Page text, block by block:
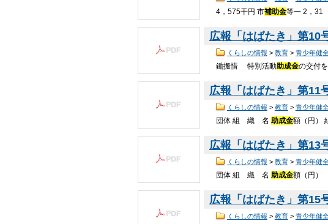
4，575干円 市補助金等一 2，
広報「はばたき」第10
くらしの情報 > 教育> 青少年健
鋤搬惜 特別活動助成金の交付
広報「はばたき」第11
くらしの情報 > 教育> 青少年健
団体 組 織 名 助成金額（円
広報「はばたき」第13
くらしの情報 > 教育> 青少年健
団体 組 織 名 助成金額（
広報「はばたき」第15
くらしの情報 > 教育> 青少年健